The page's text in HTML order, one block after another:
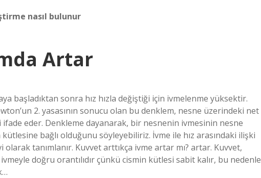
nasıl bulunur
Artar
başladıktan sonra hız hızla değiştiği için ivmelenme yüksektir.
2. yasasının sonucu olan bu denklem, nesne üzerindeki net
eder. Denkleme dayanarak, bir nesnenin ivmesinin nesne
bağlı olduğunu söyleyebiliriz. İvme ile hız arasındaki ilişki
tanımlanır. Kuvvet arttıkça ivme artar mı? artar. Kuvvet,
doğru orantılıdır çünkü cismin kütlesi sabit kalır, bu nedenle